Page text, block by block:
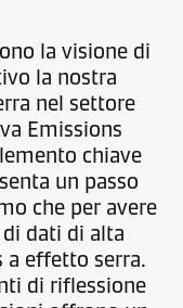
la visione di
la nostra
nel settore
Emissions
chiave
un passo
che per avere
dati di alta
a effetto serra.
di riflessione